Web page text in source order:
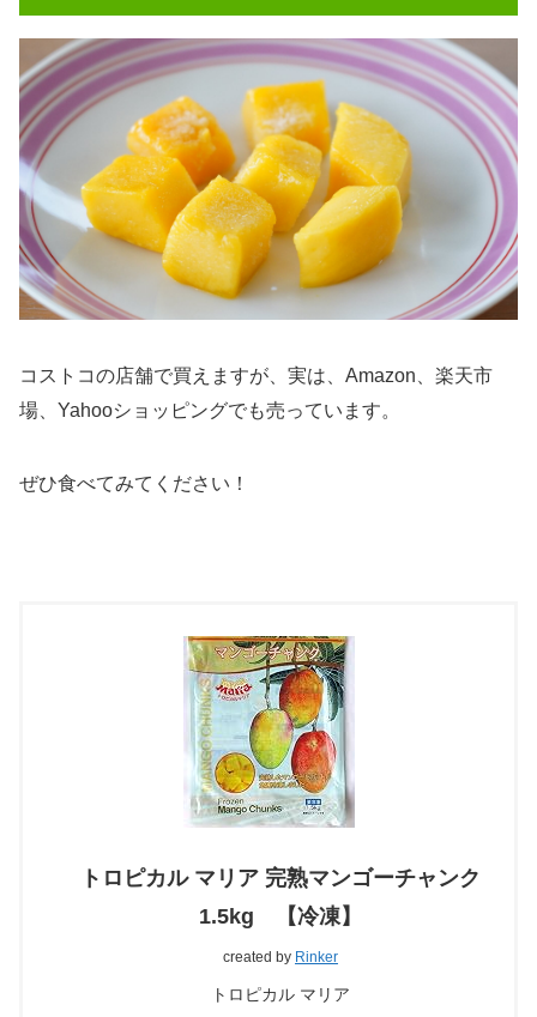
コストコの店舗で買えますが、実は、Amazon、楽天市
場、Yahooショッピングでも売っています。
ぜひ食べてみてください！
トロピカル マリア 完熟マンゴーチャンク
1.5kg 【冷凍】
created by Rinker
トロピカル マリア